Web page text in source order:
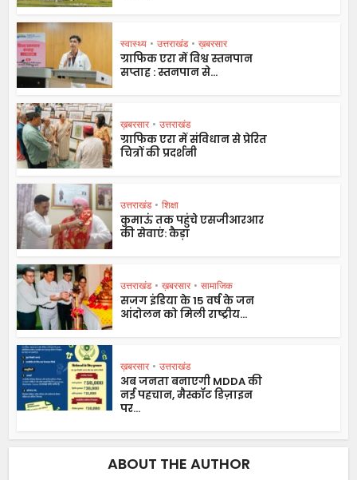
स्वास्थ्य • उत्तराखंड • ख़बरसार
ग्राफिक एरा में विश्व स्तनपान
सप्ताह : स्तनपान से...
ख़बरसार • उत्तराखंड
ग्राफिक एरा में संविधान से प्रेरित
चित्रों की प्रदर्शनी
उत्तराखंड • शिक्षा
कुमाऊं तक पहुंचे एसजीआरआर
की सेवाएं: कैड़ा
उत्तराखंड • ख़बरसार • सामाजिक
सजग इंडिया के 15 वर्ष के जन
आंदोलन को मिली राष्ट्रीय...
ख़बरसार • उत्तराखंड
अब जनता बनाएगी MDDA की
नई पहचान, मैस्कॉट डिज़ाइन
पर...
ABOUT THE AUTHOR